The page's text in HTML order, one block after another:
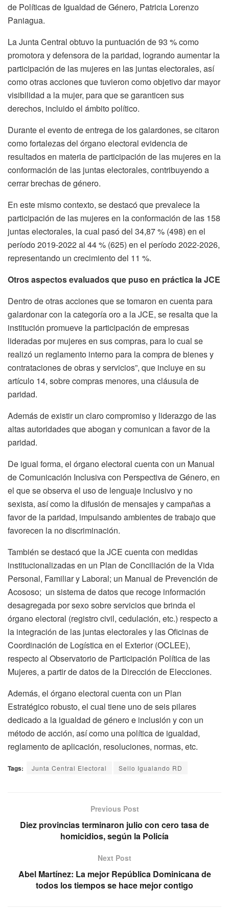
de Políticas de Igualdad de Género, Patricia Lorenzo
Paniagua.
La Junta Central obtuvo la puntuación de 93 % como
promotora y defensora de la paridad, logrando aumentar la
participación de las mujeres en las juntas electorales, así
como otras acciones que tuvieron como objetivo dar mayor
visibilidad a la mujer, para que se garanticen sus
derechos, incluido el ámbito político.
Durante el evento de entrega de los galardones, se citaron
como fortalezas del órgano electoral evidencia de
resultados en materia de participación de las mujeres en la
conformación de las juntas electorales, contribuyendo a
cerrar brechas de género.
En este mismo contexto, se destacó que prevalece la
participación de las mujeres en la conformación de las 158
juntas electorales, la cual pasó del 34,87 % (498) en el
período 2019-2022 al 44 % (625) en el período 2022-2026,
representando un crecimiento del 11 %.
Otros aspectos evaluados que puso en práctica la JCE
Dentro de otras acciones que se tomaron en cuenta para
galardonar con la categoría oro a la JCE, se resalta que la
institución promueve la participación de empresas
lideradas por mujeres en sus compras, para lo cual se
realizó un reglamento interno para la compra de bienes y
contrataciones de obras y servicios”, que incluye en su
artículo 14, sobre compras menores, una cláusula de
paridad.
Además de existir un claro compromiso y liderazgo de las
altas autoridades que abogan y comunican a favor de la
paridad.
De igual forma, el órgano electoral cuenta con un Manual
de Comunicación Inclusiva con Perspectiva de Género, en
el que se observa el uso de lenguaje inclusivo y no
sexista, así como la difusión de mensajes y campañas a
favor de la paridad, impulsando ambientes de trabajo que
favorecen la no discriminación.
También se destacó que la JCE cuenta con medidas
institucionalizadas en un Plan de Conciliación de la Vida
Personal, Familiar y Laboral; un Manual de Prevención de
Acososo; un sistema de datos que recoge información
desagregada por sexo sobre servicios que brinda el
órgano electoral (registro civil, cedulación, etc.) respecto a
la integración de las juntas electorales y las Oficinas de
Coordinación de Logística en el Exterior (OCLEE),
respecto al Observatorio de Participación Política de las
Mujeres, a partir de datos de la Dirección de Elecciones.
Además, el órgano electoral cuenta con un Plan
Estratégico robusto, el cual tiene uno de seis pilares
dedicado a la igualdad de género e inclusión y con un
método de acción, así como una política de igualdad,
reglamento de aplicación, resoluciones, normas, etc.
Tags: Junta Central Electoral Sello Igualando RD
Previous Post
Diez provincias terminaron julio con cero tasa de
homicidios, según la Policía
Next Post
Abel Martínez: La mejor República Dominicana de
todos los tiempos se hace mejor contigo